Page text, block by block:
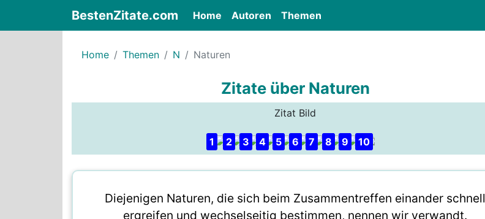
BestenZitate.com Home (current)
Autoren Themen
Home Themen N Naturen
Zitate über Naturen
Zitat Bild
1 2 3 4 5 6 7 8 9 10
Diejenigen Naturen, die sich beim Zusammentreffen einander schnell
ergreifen und wechselseitig bestimmen, nennen wir verwandt.